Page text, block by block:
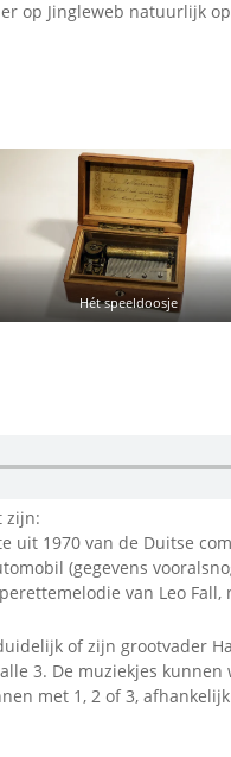
Jingle Awards
Vaak
Uitvinding
jinglecassette
op Jingleweb natuurlijk
Hét speeldoosje
zijn:
uit 1970 van de Duitse
(gegevens
van Leo Fall,
of zijn grootvader
3. De muziekjes
met 1, 2 of 3,